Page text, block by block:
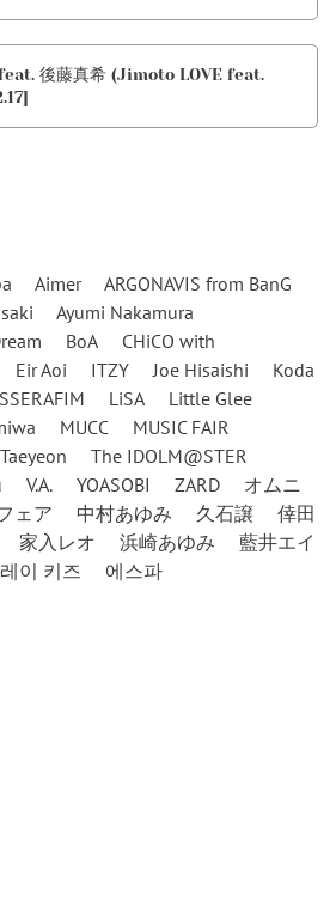
後藤真希 (Jimoto LOVE feat.
Aimer
ARGONAVIS from BanG
Ayumi Nakamura
BoA
CHiCO with
Eir Aoi ITZY Joe Hisaishi
Koda
LiSA
Little Glee
MUCC
MUSIC FAIR
Taeyeon
The IDOLM@STER
V.A. YOASOBI ZARD
オムニ
ェア 中村あゆみ 久石譲
倖田
家入レオ 浜崎あゆみ
藍井エイ
이 키즈 에스파